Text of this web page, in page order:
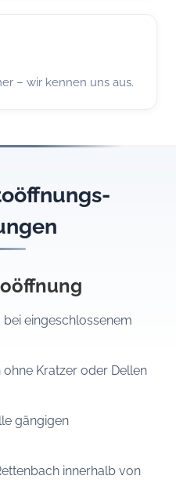
– wir kennen uns aus.
eingeschlossenem
Kratzer oder Dellen
gängigen
innerhalb von